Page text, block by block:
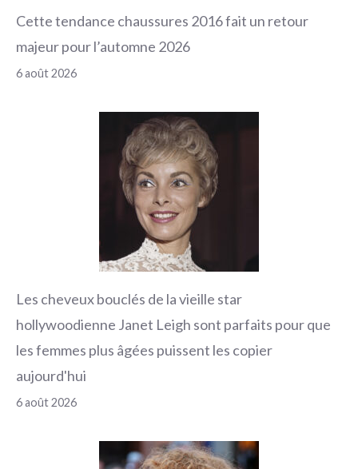
Cette tendance chaussures 2016 fait un retour
majeur pour l’automne 2026
6 août 2026
Les cheveux bouclés de la vieille star
hollywoodienne Janet Leigh sont parfaits pour que
les femmes plus âgées puissent les copier
aujourd'hui
6 août 2026